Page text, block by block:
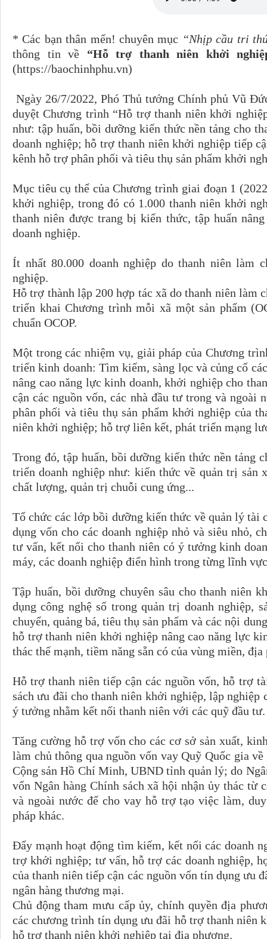
* Các bạn thân mến! chuyên mục “Nhịp cầu tri
thông tin về “Hỗ trợ thanh niên khởi
(https://baochinhphu.vn)
Ngày 26/7/2022, Phó Thủ tướng Chính phủ Vũ
duyệt Chương trình “Hỗ trợ thanh niên khởi
như: tập huấn, bồi dưỡng kiến thức nền tảng cho
doanh nghiệp; hỗ trợ thanh niên khởi nghiệp tiếp
kênh hỗ trợ phân phối và tiêu thụ sản phẩm khởi
Mục tiêu cụ thể của Chương trình giai đoạn 1
khởi nghiệp, trong đó có 1.000 thanh niên khởi
thanh niên được trang bị kiến thức, tập huấn
doanh nghiệp.
Ít nhất 80.000 doanh nghiệp do thanh niên làm
nghiệp.
Hỗ trợ thành lập 200 hợp tác xã do thanh niên làm
triển khai Chương trình mỗi xã một sản phẩm
chuẩn OCOP.
Một trong các nhiệm vụ, giải pháp của Chương
triển kinh doanh: Tìm kiếm, sàng lọc và củng cố
nâng cao năng lực kinh doanh, khởi nghiệp cho
cận các nguồn vốn, các nhà đầu tư trong và
phân phối và tiêu thụ sản phẩm khởi nghiệp của
niên khởi nghiệp; hỗ trợ liên kết, phát triển mạng
Trong đó, tập huấn, bồi dưỡng kiến thức nền tảng
triển doanh nghiệp như: kiến thức về quản trị sản
chất lượng, quản trị chuỗi cung ứng...
Tổ chức các lớp bồi dưỡng kiến thức về quản lý tài
dụng vốn cho các doanh nghiệp nhỏ và siêu nhỏ,
tư vấn, kết nối cho thanh niên có ý tưởng kinh
máy, các doanh nghiệp điển hình trong từng lĩnh
Tập huấn, bồi dưỡng chuyên sâu cho thanh niên
dụng công nghệ số trong quản trị doanh nghiệp,
chuyển, quảng bá, tiêu thụ sản phẩm và các nội
hỗ trợ thanh niên khởi nghiệp nâng cao năng lực
thác thế mạnh, tiềm năng sẵn có của vùng miền, địa
Hỗ trợ thanh niên tiếp cận các nguồn vốn, hỗ trợ
sách ưu đãi cho thanh niên khởi nghiệp, lập nghiệp
ý tưởng nhằm kết nối thanh niên với các quỹ đầu tư.
Tăng cường hỗ trợ vốn cho các cơ sở sản xuất,
làm chủ thông qua nguồn vốn vay Quỹ Quốc gia
Cộng sản Hồ Chí Minh, UBND tỉnh quản lý; do
vốn Ngân hàng Chính sách xã hội nhận ủy thác từ
và ngoài nước để cho vay hỗ trợ tạo việc làm,
pháp khác.
Đẩy mạnh hoạt động tìm kiếm, kết nối các doanh
trợ khởi nghiệp; tư vấn, hỗ trợ các doanh nghiệp,
của thanh niên tiếp cận các nguồn vốn tín dụng ưu
ngân hàng thương mại.
Chủ động tham mưu cấp ủy, chính quyền địa
các chương trình tín dụng ưu đãi hỗ trợ thanh niên
hỗ trợ thanh niên khởi nghiệp tại địa phương.